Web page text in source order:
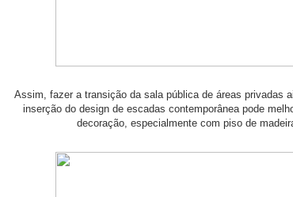
Assim, fazer a transição da sala pública de áreas privadas
inserção do design de escadas contemporânea pode
decoração, especialmente com piso de